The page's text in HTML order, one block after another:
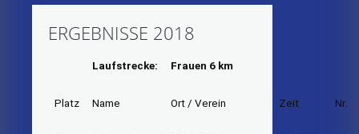
ERGEBNISSE 2018
Laufstrecke: Frauen 6 km
Platz Name Ort / Verein Zeit Nr.